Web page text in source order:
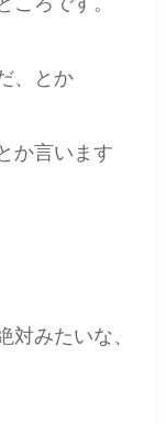
、とか
か言います
対みたいな、